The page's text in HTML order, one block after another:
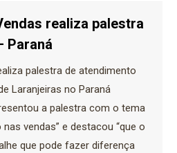
realiza palestra
Paraná
palestra de atendimento
Laranjeiras no Paraná
a palestra com o tema
vendas” e destacou “que o
que pode fazer diferença